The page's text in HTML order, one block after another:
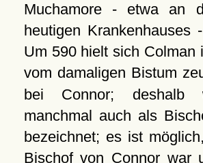
Muchamore - etwa an
heutigen Krankenhauses
Um 590 hielt sich Colman
vom damaligen Bistum
bei Connor; deshalb
manchmal auch als
bezeichnet; es ist
Bischof von Connor war